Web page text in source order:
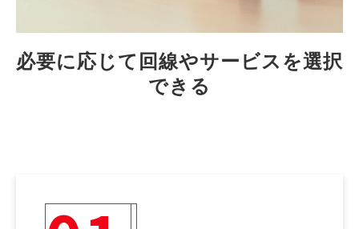
必要に応じて回線やサービスを選択
できる